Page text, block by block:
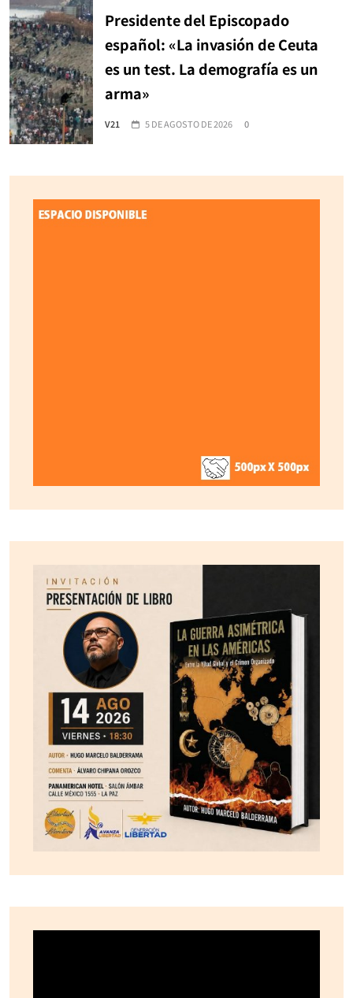
Presidente del Episcopado
español: «La invasión de Ceuta
es un test. La demografía es un
arma»
V21 5 DE AGOSTO DE 2026 0